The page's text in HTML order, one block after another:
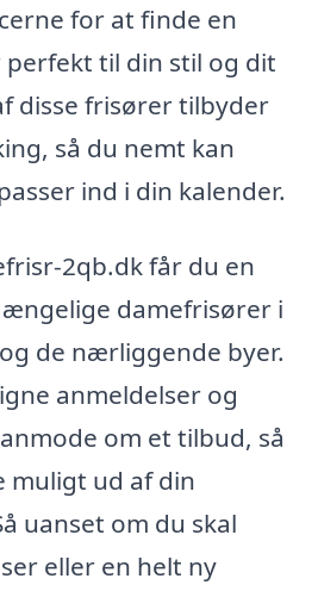
for at finde en
perfekt til din stil og dit
disse frisører tilbyder
så du nemt kan
ind i din kalender.
2qb.dk får du en
damefrisører i
de nærliggende byer.
anmeldelser og
om et tilbud, så
muligt ud af din
uanset om du skal
eller en helt ny